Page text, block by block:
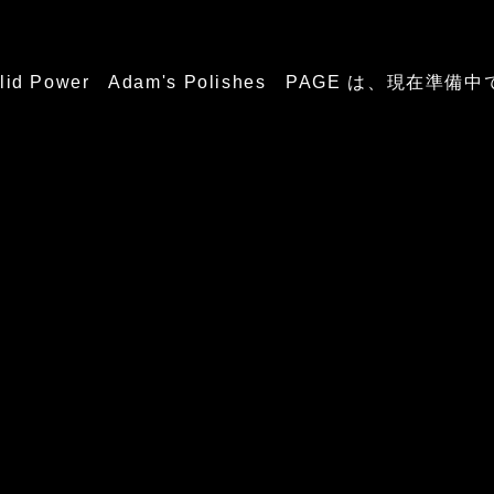
Power Adam's Polishes PAGE は、現在準備中